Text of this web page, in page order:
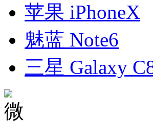
苹果 iPhoneX
魅蓝 Note6
三星 Galaxy